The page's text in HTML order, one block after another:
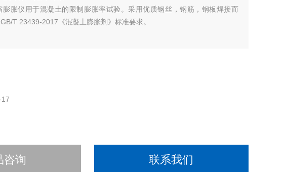
膨胀仪用于混凝土的限制膨胀率试验。采用优质钢丝，钢筋，钢板焊接而
T 23439-2017《混凝土膨胀剂》标准要求。
咨询 联系我们